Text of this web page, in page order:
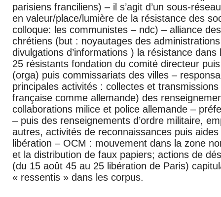
parisiens franciliens) – il s’agit d’un sous-
en valeur/place/lumière de la résistance des
colloque: les communistes – ndc) – alliance
chrétiens (but : noyautages des
divulgations d’informations ) la résistance
25 résistants fondation du comité directeur
(orga) puis commissariats des villes –
principales activités : collectes et transmissions
française comme allemande) des
collaborations milice et police allemande –
– puis des renseignements d’ordre militaire,
autres, activités de reconnaissances puis
libération – OCM : mouvement dans la zone
et la distribution de faux papiers; actions de
(du 15 août 45 au 25 libération de Paris)
« ressentis » dans les corpus.